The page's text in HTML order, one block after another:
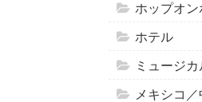
ホップオ
ホテル
ミュージ
メキシコ